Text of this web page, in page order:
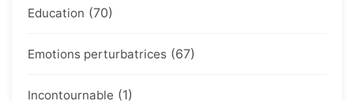
Education (70)
Emotions perturbatrices (67)
Incontournable (1)